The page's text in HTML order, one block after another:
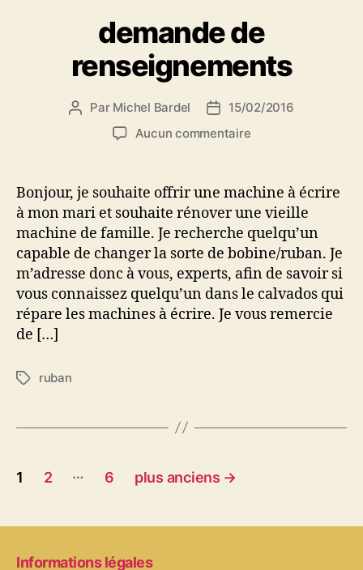
demande de
renseignements
Auteur
l’article
Par Michel Bardel
Date
de
15/02/2016
Aucun commentairesur
renseignements
Bonjour, je souhaite offrir une machine à écrire
à mon mari et souhaite rénover une vieille
machine de famille. Je recherche quelqu’un
capable de changer la sorte de bobine/ruban. Je
m’adresse donc à vous, experts, afin de savoir si
vous connaissez quelqu’un dans le calvados qui
répare les machines à écrire. Je vous remercie
de […]
Étiquettes
ruban
Pagination
publications
1 2 … 6 plus anciens →
Informations légales